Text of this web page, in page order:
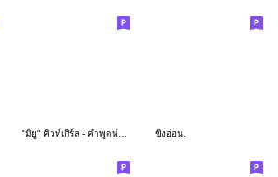
"มิยู" คิวท์เกิร์ล - คำพูดห่วงใยแบบบิ๊กๆ ขิงอ่อน.